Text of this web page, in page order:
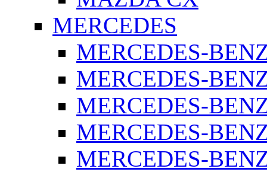
MERCEDES
MERCEDES-
MERCEDES-
MERCEDES-
MERCEDES-
MERCEDES-